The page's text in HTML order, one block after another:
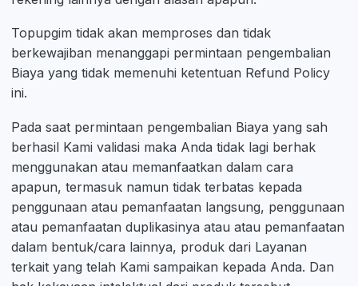
Topupgim tidak akan memproses dan tidak
berkewajiban menanggapi permintaan pengembalian
Biaya yang tidak memenuhi ketentuan Refund Policy
ini.
Pada saat permintaan pengembalian Biaya yang sah
berhasil Kami validasi maka Anda tidak lagi berhak
menggunakan atau memanfaatkan dalam cara
apapun, termasuk namun tidak terbatas kepada
penggunaan atau pemanfaatan langsung, penggunaan
atau pemanfaatan duplikasinya atau atau pemanfaatan
dalam bentuk/cara lainnya, produk dari Layanan
terkait yang telah Kami sampaikan kepada Anda. Dan